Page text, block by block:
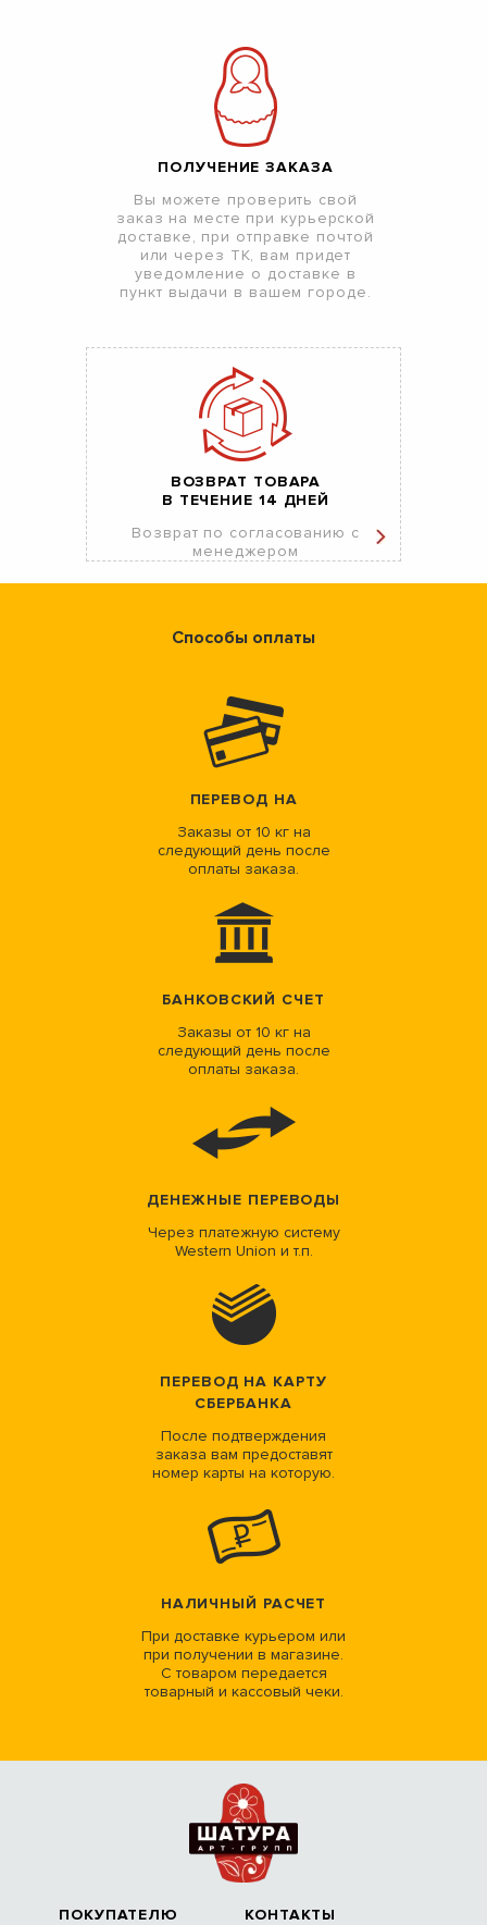
ПОЛУЧЕНИЕ ЗАКАЗА
Вы можете проверить свой
заказ на месте при курьерской
доставке, при отправке почтой
или через ТК, вам придет
уведомление о доставке в
пункт выдачи в вашем городе.
ВОЗВРАТ ТОВАРА
В ТЕЧЕНИЕ 14 ДНЕЙ
Возврат по согласованию с
менеджером
Способы оплаты
ПЕРЕВОД НА
Заказы от 10 кг на
следующий день после
оплаты заказа.
БАНКОВСКИЙ СЧЕТ
Заказы от 10 кг на
следующий день после
оплаты заказа.
ДЕНЕЖНЫЕ ПЕРЕВОДЫ
Через платежную систему
Western Union и т.п.
ПЕРЕВОД НА КАРТУ
СБЕРБАНКА
После подтверждения
заказа вам предоставят
номер карты на которую.
НАЛИЧНЫЙ РАСЧЕТ
При доставке курьером или
при получении в магазине.
С товаром передается
товарный и кассовый чеки.
ПОКУПАТЕЛЮ КОНТАКТЫ